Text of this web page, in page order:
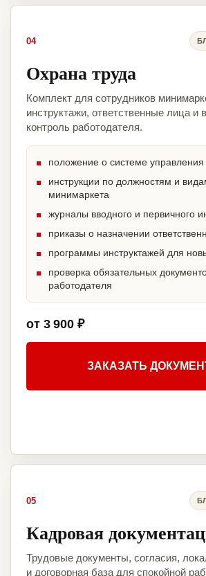
04
Охрана труда
Комплект для сотрудников
инструктажи, ответственные лица и
контроль работодателя.
положение о системе управления
инструкции по должностям и
минимаркета
журналы вводного и первичного
приказы о назначении
программы инструктажей для
проверка обязательных
работодателя
от 3 900 ₽
ЗАКАЗАТЬ
05
Кадровая
Трудовые документы, согласия,
и договорная база для спокойной